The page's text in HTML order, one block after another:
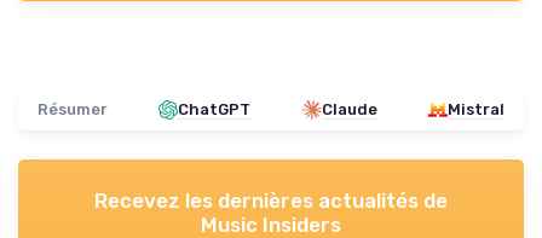
Résumer ChatGPT Claude Mistral
Recevez les dernières actualités de
Music Insiders